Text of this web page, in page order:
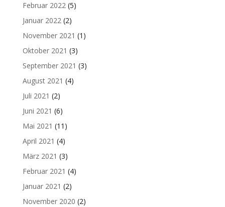
Februar 2022(5)
Januar 2022(2)
November 2021 (1)
Oktober 2021 (3)
September 2021 (3)
August 2021 (4)
Juli 2021 (2)
Juni 2021 (6)
Mai 2021 (11)
April 2021 (4)
März 2021 (3)
Februar 2021 (4)
Januar 2021 (2)
November 2020 (2)